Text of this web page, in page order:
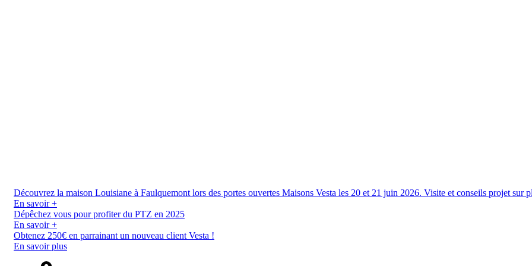
Découvrez la maison Louisiane à Faulquemont lors des portes ouvertes Maisons Vesta les 20 et 21 juin 2026. Visite et conseils projet sur
En savoir +
Dépêchez vous pour profiter du PTZ en 2025
En savoir +
Obtenez 250€ en parrainant un nouveau client Vesta !
En savoir plus